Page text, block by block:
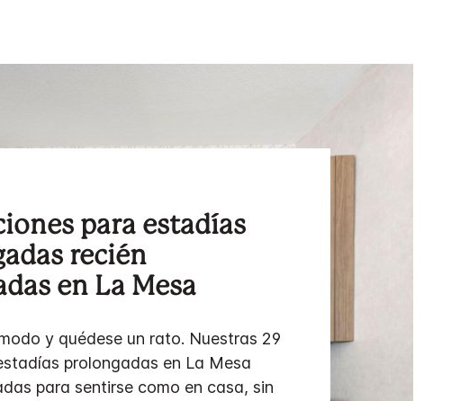
para estadías
recién
en La Mesa
y quédese un rato. Nuestras 29
prolongadas en La Mesa
para sentirse como en casa, sin